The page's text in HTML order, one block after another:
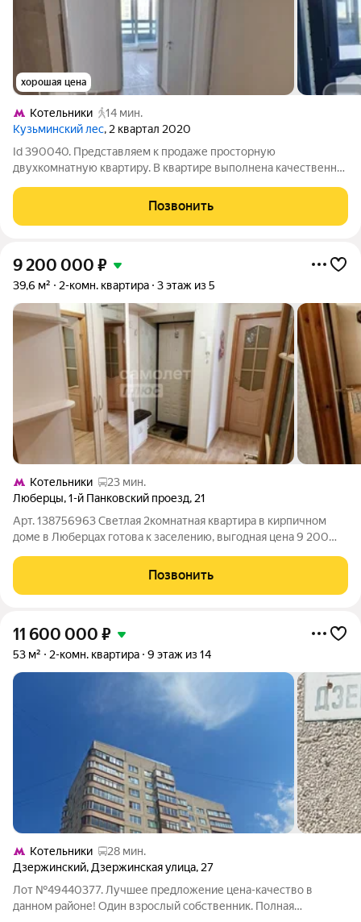
хорошая цена
Котельники
14 мин.
Кузьминский лес, 2 квартал 2020
Id 390040. Представляем к продаже просторную
двухкомнатную квартиру. В квартире выполнена качественная
от грязных ремонтных работ и позволяет заехать сразу после
оформления сделки. Ключевая
Позвонить
9 200 000 ₽
39,6 м² 2-комн. квартира 3 этаж из 5
Котельники
23 мин.
Люберцы,1-й Панковский проезд, 21
Арт. 138756963 Светлая 2комнатная квартира в кирпичном
доме в Люберцах готова к заселению, выгодная цена 9 200
инвестора: уютная квартира с косметическим ремонтом,
продуманной планировкой и доступной
Позвонить
11 600 000 ₽
53 м² 2-комн. квартира 9 этаж из 14
Котельники
28 мин.
Дзержинский, Дзержинская улица, 27
Лот №49440377. Лучшее предложение цена-качество в
данном районе! Один взрослый собственник. Полная